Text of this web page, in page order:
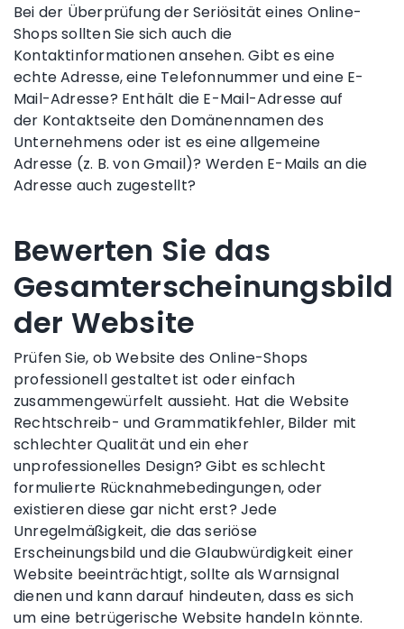
Bei der Überprüfung der Seriösität eines Online-
Shops sollten Sie sich auch die
Kontaktinformationen ansehen. Gibt es eine
echte Adresse, eine Telefonnummerund eine E-
Mail-Adresse? Enthält die E-Mail-Adresse auf
der Kontaktseite den Domänennamen des
Unternehmens oder ist es eine allgemeine
Adresse (z. B. von Gmail)? Werden E-Mails an die
Adresse auch zugestellt?
Bewerten Sie das
Gesamterscheinungsbild
der Website
Prüfen Sie, ob Website des Online-Shops
professionell gestaltet ist oder einfach
zusammengewürfelt aussieht. Hat die Website
Rechtschreib- und Grammatikfehler, Bilder mit
schlechter Qualität und ein eher
unprofessionelles Design? Gibt es schlecht
formulierte Rücknahmebedingungen, oder
existieren diese gar nicht erst? Jede
Unregelmäßigkeit, die das seriöse
Erscheinungsbild und die Glaubwürdigkeit einer
Website beeinträchtigt, sollte als Warnsignal
dienen und kann darauf hindeuten, dass es sich
um eine betrügerische Website handeln könnte.